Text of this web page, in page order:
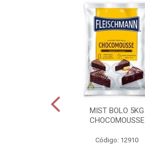
MIST BOLO 5KG
CHOCOMOUSSE
Código: 12910